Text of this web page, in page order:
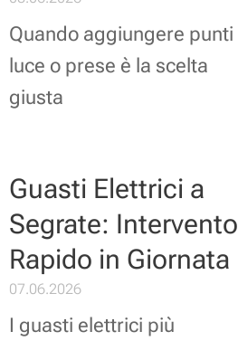
Quando aggiungere punti
luce o prese è la scelta
giusta
Guasti Elettrici a
Segrate: Intervento
Rapido in Giornata
07.06.2026
I guasti elettrici più